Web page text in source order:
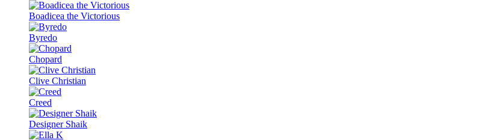
Boadicea the Victorious
Byredo
Chopard
Clive Christian
Creed
Designer Shaik